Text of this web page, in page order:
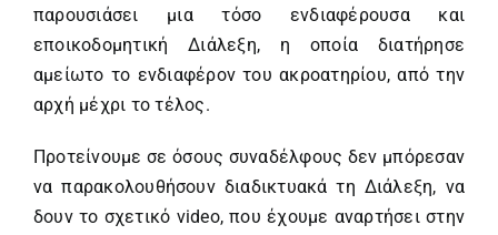
παρουσιάσει μια τόσο ενδιαφέρουσα και
εποικοδομητική Διάλεξη, η οποία διατήρησε
αμείωτο το ενδιαφέρον του ακροατηρίου, από την
αρχή μέχρι το τέλος.
Προτείνουμε σε όσους συναδέλφους δεν μπόρεσαν
να παρακολουθήσουν διαδικτυακά τη Διάλεξη, να
δουν το σχετικό video, που έχουμε αναρτήσει στην